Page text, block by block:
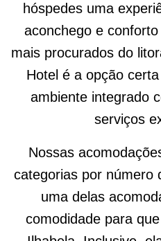
hóspedes uma
aconchego e
mais procurados do
Hotel é a opção
ambiente integrado
serviços
Nossas
categorias por número
uma delas
comodidade para